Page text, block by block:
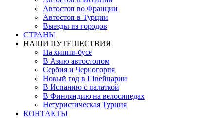
Автостоп во Франции
Автостоп в Турции
Выезды из городов
СТРАНЫ
НАШИ ПУТЕШЕСТВИЯ
На хиппи-бусе
В Азию автостопом
Сербия и Черногория
Новый год в Швейцарии
В Испанию с палаткой
В Финляндию на велосипедах
Нетуристическая Турция
КОНТАКТЫ